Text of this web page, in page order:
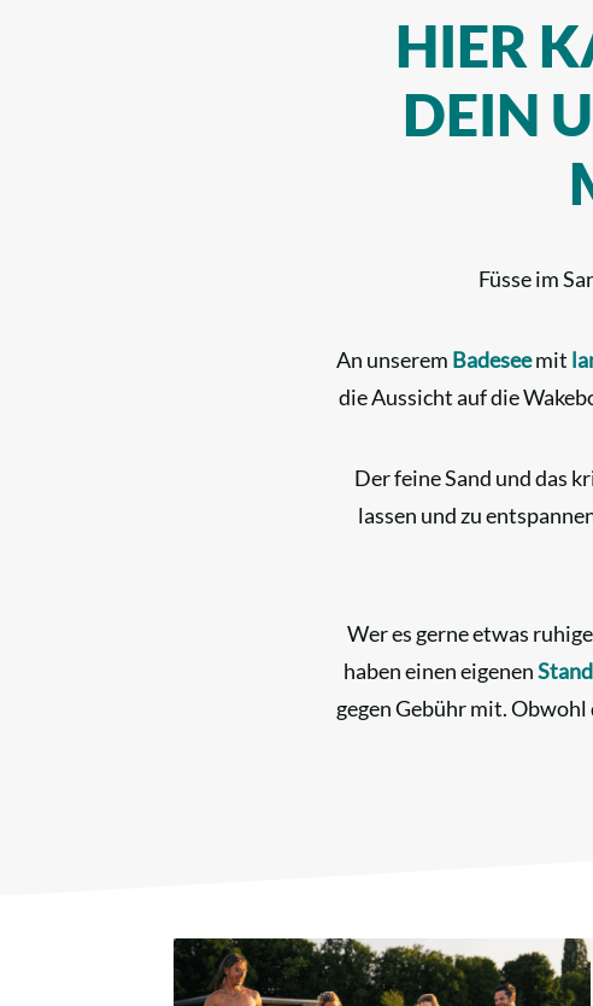
HIER
DEIN
Füsse im
An unserem Badeseemit
die Aussicht auf die
Der feine Sand und das
lassen und zu
Wer es gerne etwas
haben einen eigenen
gegen Gebühr mit.